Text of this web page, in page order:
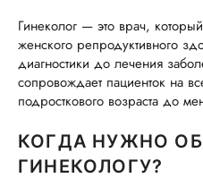
Гинеколог — это врач,
женского репродуктивного
диагностики до лечения
сопровождает пациенток на
подросткового возраста до
КОГДА НУЖНО
ГИНЕКОЛОГУ?